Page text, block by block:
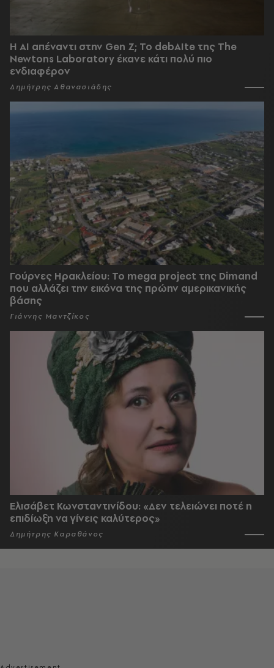
Η AI απέναντι στην Gen Z; Το debAIte της The
Newtons Laboratory έκανε κάτι πολύ πιο
ενδιαφέρον
Δημήτρης Αθανασιάδης
Γούρνες Ηρακλείου: To mega project της Dimand
που αλλάζει την εικόνα της πρώην αμερικανικής
βάσης
Γιάννης Μαντζίκος
Ελισάβετ Κωνσταντινίδου: «Δεν τελειώνει ποτέ η
επιδίωξη να γίνεις καλύτερος»
Δημήτρης Καραθάνος